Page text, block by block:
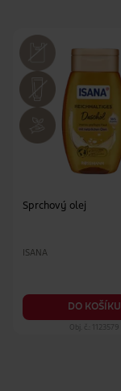
Sprchový olej
ISANA
DO KOŠÍKU
Obj. č.: 1123579